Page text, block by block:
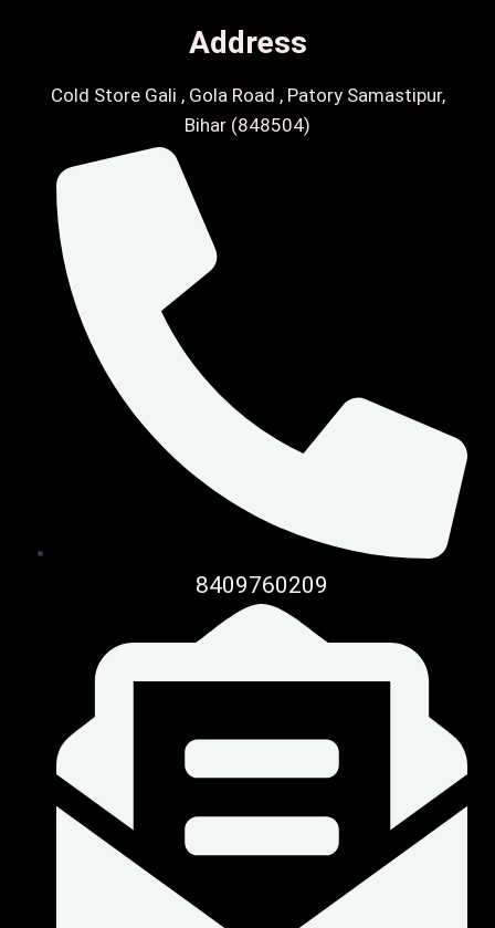
Address
Cold Store Gali , Gola Road , Patory Samastipur,
Bihar (848504)
8409760209